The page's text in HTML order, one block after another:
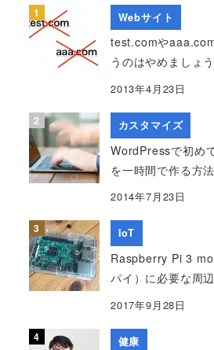
Webサイト
test.comや
うのはやめましょ
2013年4月23日
カスタマイズ
WordPressで初め
を一時間で作る方法
2014年7月23日
IoT
Raspberry Pi 3
パイ）に必要な周
2017年9月28日
健康